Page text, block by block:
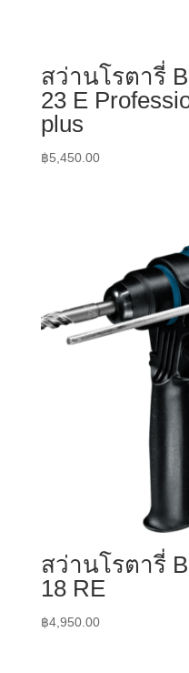
สว่านโรตารี่
23 E
plus
฿5,450.00
สว่านโรตารี่
18 RE
฿4,950.00